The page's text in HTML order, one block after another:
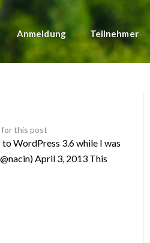
Anmeldung Teilnehmer
this post
WordPress 3.6 while I was
April 3, 2013 This